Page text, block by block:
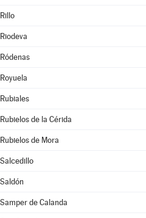
Rillo
Riodeva
Ródenas
Royuela
Rubiales
Rubielos de la Cérida
Rubielos de Mora
Salcedillo
Saldón
Samper de Calanda